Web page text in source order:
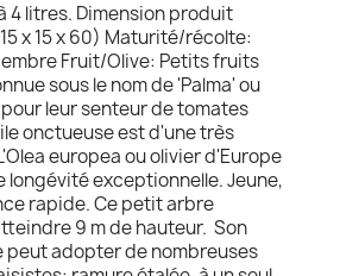
4 litres. Dimension produit
x 15 x 60) Maturité/récolte:
Fruit/Olive: Petits fruits
sous le nom de 'Palma' ou
leur senteur de tomates
onctueuse est d'une très
europea ou olivier d'Europe
longévité exceptionnelle. Jeune,
rapide. Ce petit arbre
9 m de hauteur. Son
adopter de nombreuses